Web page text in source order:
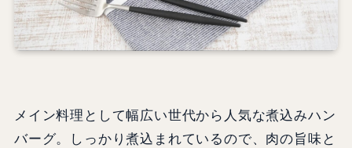
メイン料理として幅広い世代から人気な煮込みハン
バーグ。しっかり煮込まれているので、肉の旨味と